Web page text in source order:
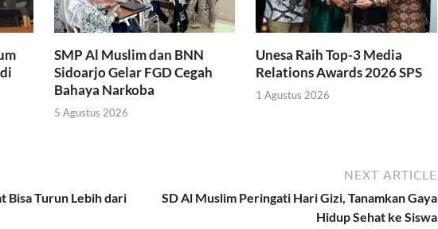
SMP Al Muslim dan BNN
Sidoarjo Gelar FGD Cegah
Bahaya Narkoba
5 Agustus 2026
Unesa Raih Top-3 Media
Relations Awards 2026 SPS
1 Agustus 2026
Bisa Turun Lebih dari
NEXT ARTICLE
SD Al Muslim Peringati Hari Gizi, Tanamkan Gaya
Hidup Sehat ke Siswa